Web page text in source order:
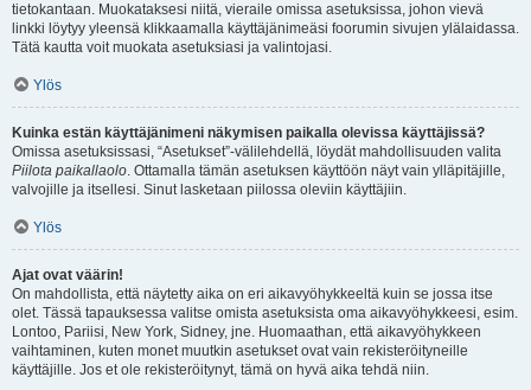
tietokantaan. Muokataksesi niitä, vieraile omissa asetuksissa, johon vievä
linkki löytyy yleensä klikkaamalla käyttäjänimeäsi foorumin sivujen ylälaidassa.
Tätä kautta voit muokata asetuksiasi ja valintojasi.
Ylös
Kuinka estän käyttäjänimeni näkymisen paikalla olevissa käyttäjissä?
Omissa asetuksissasi, “Asetukset”-välilehdellä, löydät mahdollisuuden valita
Piilota paikallaolo. Ottamalla tämän asetuksen käyttöön näyt vain ylläpitäjille,
valvojille ja itsellesi. Sinut lasketaan piilossa oleviin käyttäjiin.
Ylös
Ajat ovat väärin!
On mahdollista, että näytetty aika on eri aikavyöhykkeeltä kuin se jossa itse
olet. Tässä tapauksessa valitse omista asetuksista oma aikavyöhykkeesi, esim.
Lontoo, Pariisi, New York, Sidney, jne. Huomaathan, että aikavyöhykkeen
vaihtaminen, kuten monet muutkin asetukset ovat vain rekisteröityneille
käyttäjille. Jos et ole rekisteröitynyt, tämä on hyvä aika tehdä niin.